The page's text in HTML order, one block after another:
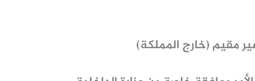
مقيم (خارج المملكة)